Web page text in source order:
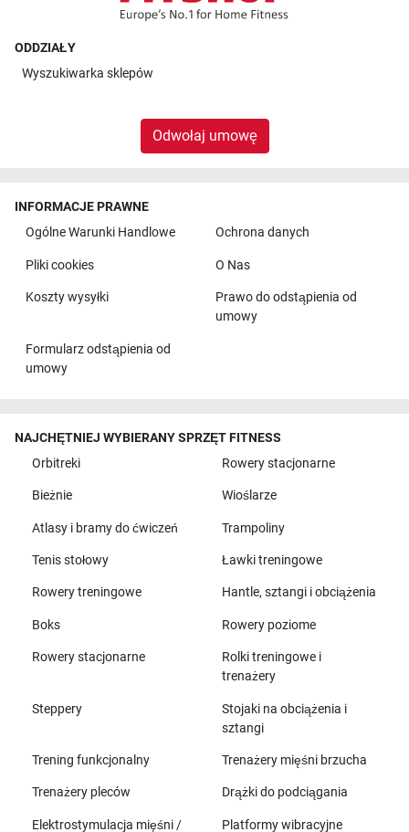
ODDZIAŁY
Wyszukiwarka sklepów
Odwołaj umowę
INFORMACJE PRAWNE
Ogólne Warunki Handlowe
Ochrona danych
Pliki cookies O Nas
Koszty wysyłki
Prawo do odstąpienia od
umowy
Formularz odstąpienia od
umowy
NAJCHĘTNIEJ WYBIERANY SPRZĘT FITNESS
Orbitreki
Rowery stacjonarne
Bieżnie Wioślarze
Atlasy i bramy do ćwiczeń Trampoliny
Tenis stołowy Ławki treningowe
Rowery treningowe Hantle, sztangi i obciążenia
Boks Rowery poziome
Rowery stacjonarne
Rolki treningowe i
trenażery
Steppery
Stojaki na obciążenia i
sztangi
Trening funkcjonalny Trenażery mięśni brzucha
Trenażery pleców Drążki do podciągania
Elektrostymulacja mięśni / Platformy wibracyjne